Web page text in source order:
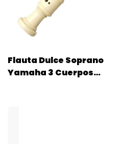
Flauta Dulce Soprano
Yamaha 3 Cuerpos